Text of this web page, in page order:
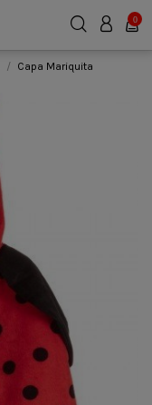
0
Capa Mariquita